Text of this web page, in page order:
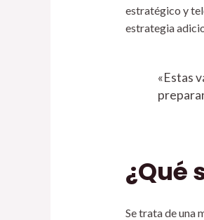
estratégico y
estrategia
«Estas
¿Qué
Se trata de una